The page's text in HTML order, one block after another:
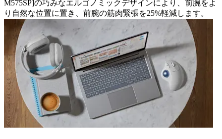
M575SP]の巧みなエルゴノミックデザインにより、前腕をよ
り自然な位置に置き、前腕の筋肉緊張を25%軽減します。